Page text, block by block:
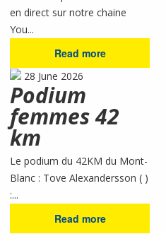
en direct sur notre chaine
You...
Read more
28 June 2026
Podium
femmes 42
km
Le podium du 42KM du Mont-
Blanc : Tove Alexandersson ( )
:...
Read more